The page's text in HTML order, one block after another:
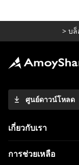
> บล็
ศูนย์ดาวน์โหลด
เกี่ยวกับเรา
การช่วยเหลือ